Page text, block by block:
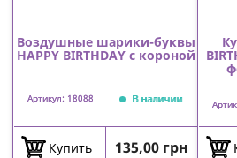
Воздушные шарики-буквы
HAPPY BIRTHDAY с короной
Артикул: 18088 В наличии
Купить Цена
135,00 грн